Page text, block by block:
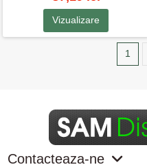
Vizualizare
1
Contacteaza-ne